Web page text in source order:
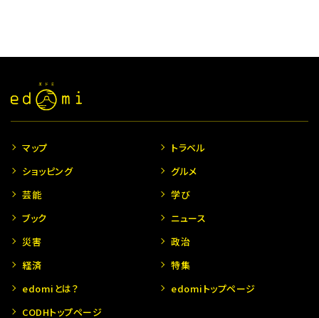
マップ
トラベル
ショッピング
グルメ
芸能
学び
ブック
ニュース
災害
政治
経済
特集
edomiとは？
edomiトップページ
CODHトップページ